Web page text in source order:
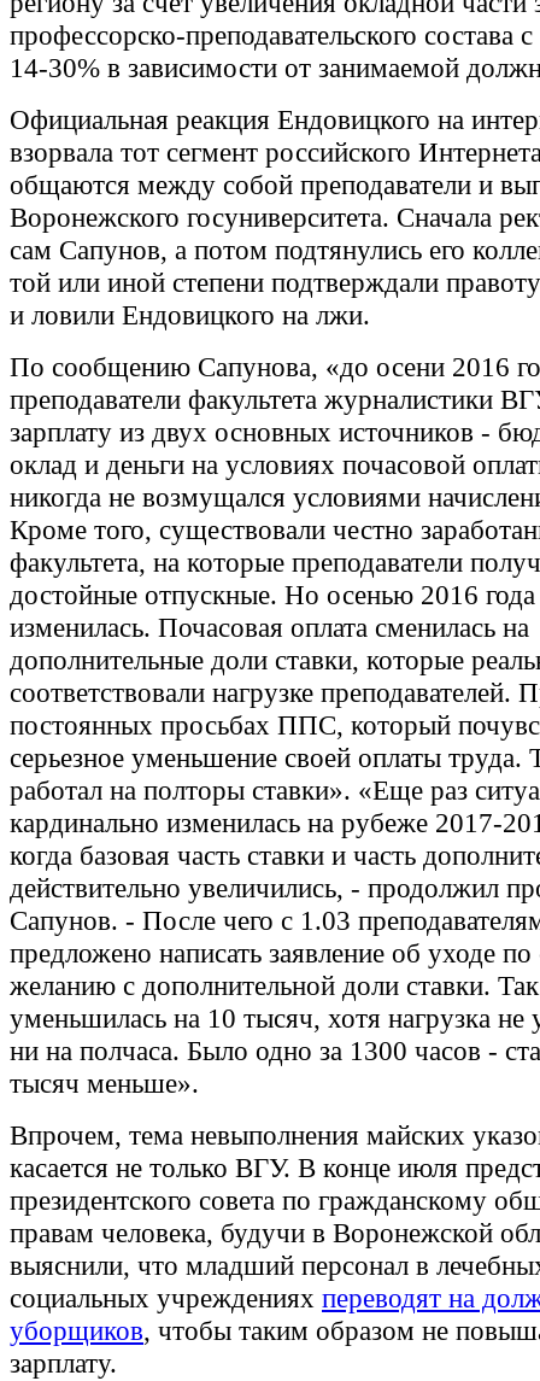
профессорско-преподавательского состава
14-30% в зависимости от занимаемой
Официальная реакция Ендовицкого на
взорвала тот сегмент российского
общаются между собой преподаватели и
Воронежского госуниверситета. Сначала
сам Сапунов, а потом подтянулись его
той или иной степени подтверждали
и ловили Ендовицкого на лжи.
По сообщению Сапунова, «до осени 2016
преподаватели факультета журналистики
зарплату из двух основных источников -
оклад и деньги на условиях почасовой
никогда не возмущался условиями
Кроме того, существовали честно
факультета, на которые преподаватели
достойные отпускные. Но осенью 2016 года
изменилась. Почасовая оплата сменилась на
дополнительные доли ставки, которые
соответствовали нагрузке преподавателей.
постоянных просьбах ППС, который
серьезное уменьшение своей оплаты труда.
работал на полторы ставки». «Еще раз
кардинально изменилась на рубеже 2017-
когда базовая часть ставки и часть
действительно увеличились, - продолжил
Сапунов. - После чего с 1.03
предложено написать заявление об уходе
желанию с дополнительной доли ставки.
уменьшилась на 10 тысяч, хотя нагрузка не
ни на полчаса. Было одно за 1300 часов -
тысяч меньше».
Впрочем, тема невыполнения майских
касается не только ВГУ. В конце июля
президентского совета по гражданскому
правам человека, будучи в Воронежской
выяснили, что младший персонал в
социальных учреждениях переводят на
уборщиков, чтобы таким образом не
зарплату.